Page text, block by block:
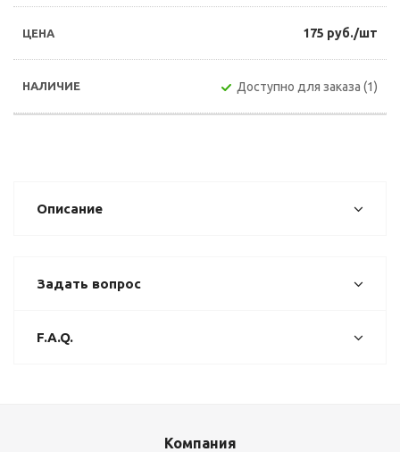
175 руб./шт
Доступно для заказа (1)
Описание
Задать вопрос
F.A.Q.
Компания